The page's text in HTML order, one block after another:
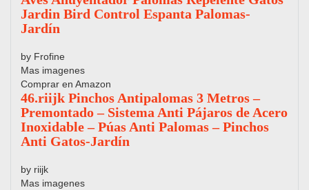
Jardin Bird Control Espanta Palomas-
Jardín
by Frofine
Mas imagenes
Comprar en Amazon
46.riijk Pinchos Antipalomas 3 Metros –
Premontado – Sistema Anti Pájaros de Acero
Inoxidable – Púas Anti Palomas – Pinchos
Anti Gatos-Jardín
by riijk
Mas imagenes